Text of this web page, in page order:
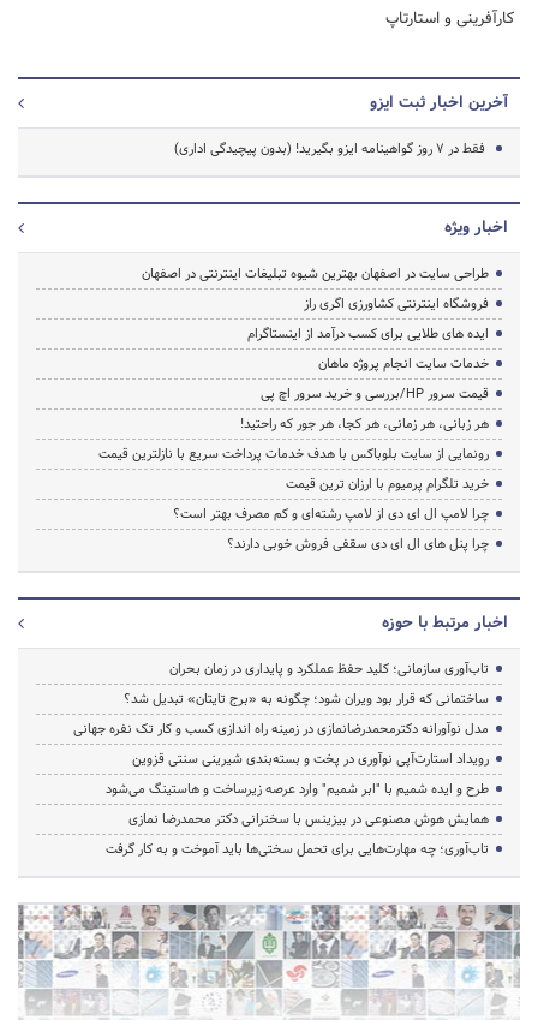
کارآفرینی و استارتاپ
آخرین اخبار ثبت ایزو
فقط در ۷ روز گواهینامه ایزو بگیرید! (بدون پیچیدگی اداری)
اخبار ویژه
طراحی سایت در اصفهان بهترین شیوه تبلیغات اینترنتی در اصفهان
فروشگاه اینترنتی کشاورزی اگری راز
ایده های طلایی برای کسب درآمد از اینستاگرام
خدمات سایت انجام پروژه ماهان
قیمت سرور HP/بررسی و خرید سرور اچ پی
هر زبانی، هر زمانی، هر کجا، هر جور که راحتید!
رونمایی از سایت بلوباکس با هدف خدمات پرداخت سریع با نازلترین قیمت
خرید تلگرام پرمیوم با ارزان ترین قیمت
چرا لامپ ال ای دی از لامپ رشته‌ای و کم مصرف بهتر است؟
چرا پنل های ال ای دی سقفی فروش خوبی دارند؟
اخبار مرتبط با حوزه
تاب‌آوری سازمانی؛ کلید حفظ عملکرد و پایداری در زمان بحران
ساختمانی که قرار بود ویران شود؛ چگونه به «برج تایتان» تبدیل شد؟
مدل نوآورانه دکترمحمدرضانمازی در زمینه راه اندازی کسب و کار تک نفره جهانی
رویداد استارت‌آپی نوآوری در پخت و بسته‌بندی شیرینی سنتی قزوین
طرح و ایده شمیم با "ابر شمیم" وارد عرصه زیرساخت و هاستینگ می‌شود
همایش هوش مصنوعی در بیزینس با سخنرانی دکتر محمدرضا نمازی
تاب‌آوری؛ چه مهارت‌هایی برای تحمل سختی‌ها باید آموخت و به کار گرفت